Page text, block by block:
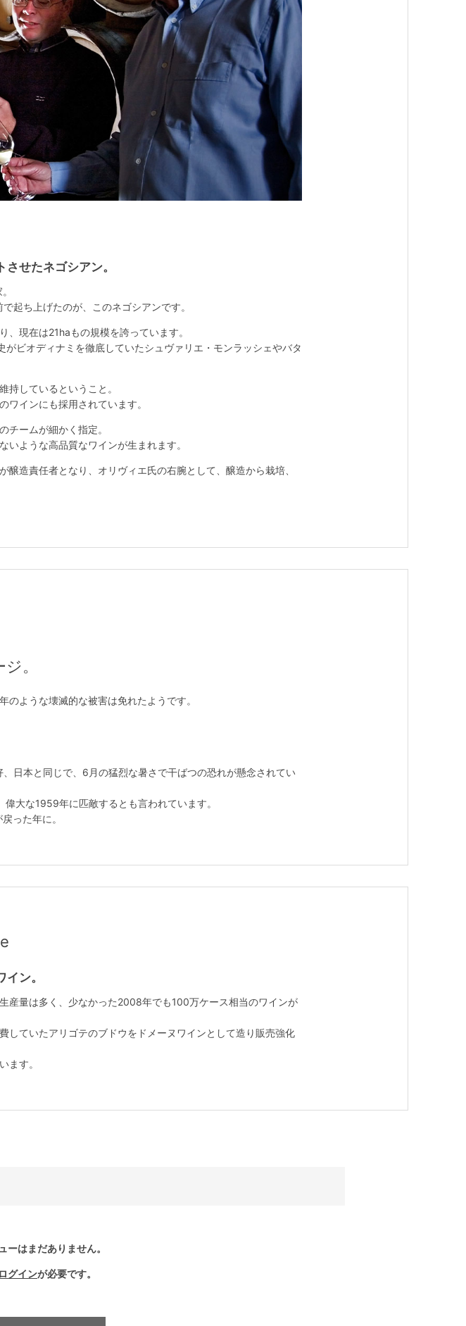
せたネゴシアン。
起ち上げたのが、このネゴシアンです。
現在は21haもの規模を誇っています。
ビオディナミを徹底していたシュヴァリエ・モンラッシェやバタ
持しているということ。
ワインにも採用されています。
チームが細かく指定。
ような高品質なワインが生まれます。
造責任者となり、オリヴィエ氏の右腕として、醸造から栽培、
。
ような壊滅的な被害は免れたようです。
日本と同じで、6月の猛烈な暑さで干ばつの恐れが懸念されてい
大な1959年に匹敵するとも言われています。
った年に。
ン。
産量は多く、少なかった2008年でも100万ケース相当のワインが
していたアリゴテのブドウをドメーヌワインとして造り販売強化
ます。
ーはまだありません。
ログインが必要です。